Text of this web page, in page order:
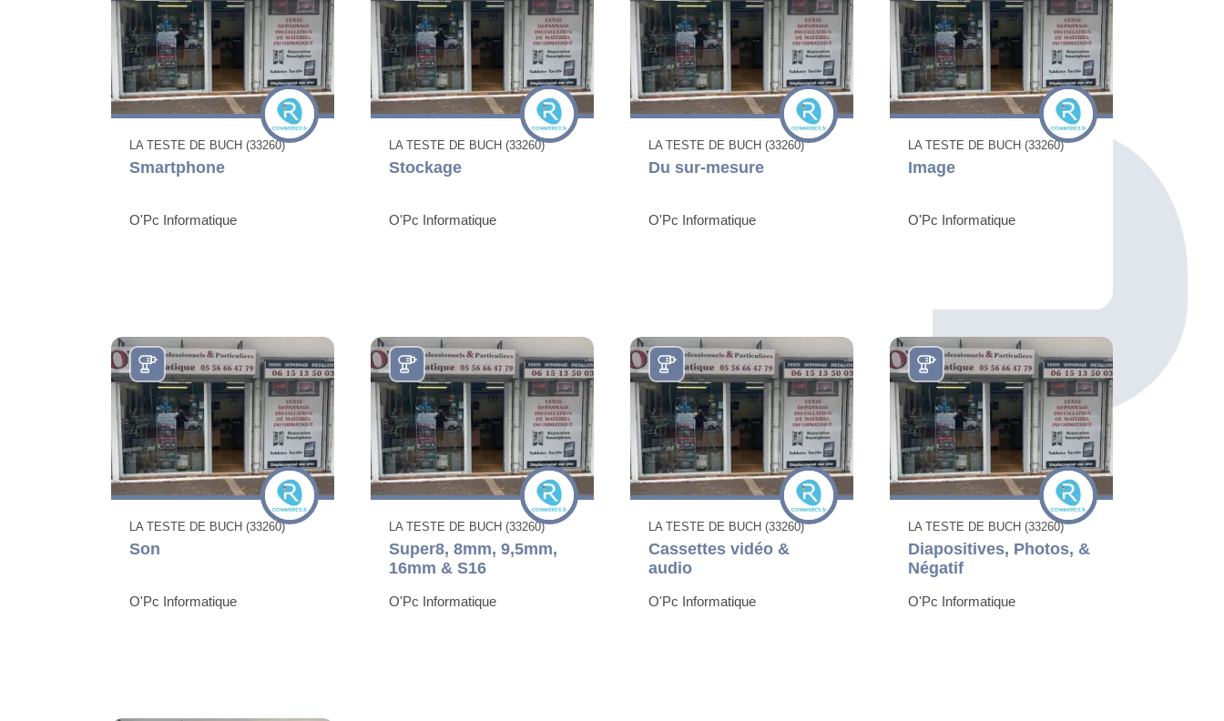
LA TESTE DE BUCH (33260)
Smartphone
O'Pc Informatique
LA TESTE DE BUCH (33260)
Stockage
O'Pc Informatique
LA TESTE DE BUCH (33260)
Du sur-mesure
O'Pc Informatique
LA TESTE DE BUCH (33260)
Image
O'Pc Informatique
LA TESTE DE BUCH (33260)
Son
O'Pc Informatique
LA TESTE DE BUCH (33260)
Super8, 8mm, 9,5mm,
16mm & S16
O'Pc Informatique
LA TESTE DE BUCH (33260)
Cassettes vidéo &
audio
O'Pc Informatique
LA TESTE DE BUCH (33260)
Diapositives, Photos, &
Négatif
O'Pc Informatique